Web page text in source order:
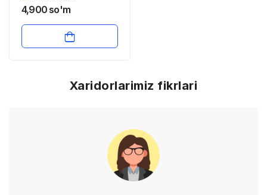
4,900 so'm
Xaridorlarimiz fikrlari